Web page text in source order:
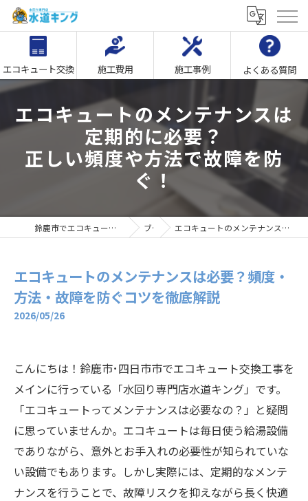
エコキュート交換 施工費用 施工事例 よくある質問
エコキュートのメンテナンスは
定期的に必要？
正しい頻度や方法で故障を防
ぐ！
鈴鹿市でエコキュート交換なら｢水回り専門店水道キング｣ ブログ エコキュートのメンテナンスは必要？頻度・方法・故障を防ぐコツを徹底解説
エコキュートのメンテナンスは必要？頻度・
方法・故障を防ぐコツを徹底解説
2026/05/26
こんにちは！鈴鹿市･四日市市でエコキュート交換工事を
メインに行っている「水回り専門店水道キング」です。
「エコキュートってメンテナンスは必要なの？」と疑問
に思っていませんか。エコキュートは毎日使う給湯設備
でありながら、意外とお手入れの必要性が知られていな
い設備でもあります。しかし実際には、定期的なメンテ
ナンスを行うことで、故障リスクを抑えながら長く快適